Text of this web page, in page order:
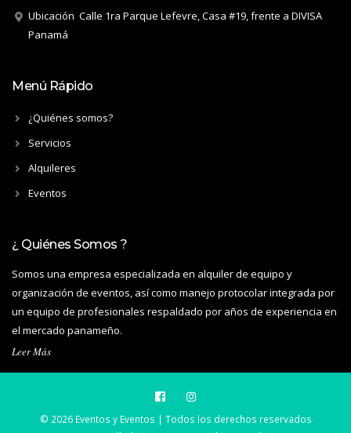
Ubicación Calle 1ra Parque Lefevre, Casa #19, frente a DIVISA
Panamá
Menú Rápido
¿Quiénes somos?
Servicios
Alquileres
Eventos
¿ Quiénes Somos ?
Somos una empresa especializada en alquiler de equipo y
organización de eventos, así como manejo protocolar integrada por
un equipo de profesionales respaldado por años de experiencia en
el mercado panameño.
Leer Más
© 2026 Eventos y Eventos | Todos los derechos reservados